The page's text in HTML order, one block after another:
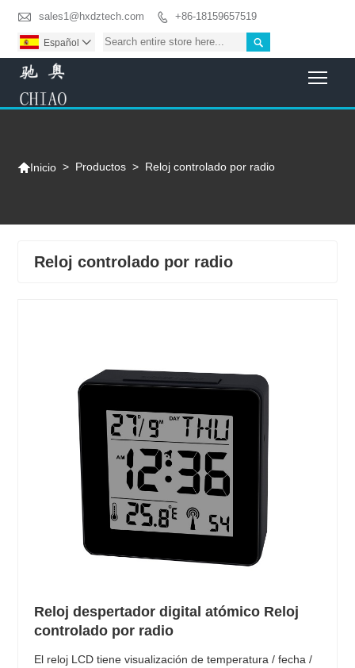
 sales1@hxdztech.com  +86-18159657519

Español 
Inicio > Productos > Reloj controlado por radio
Reloj controlado por radio
Reloj despertador digital atómico Reloj
controlado por radio
El reloj LCD tiene visualización de temperatura / fecha /